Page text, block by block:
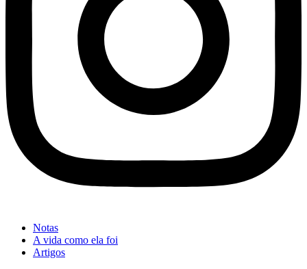
Notas
A vida como ela foi
Artigos